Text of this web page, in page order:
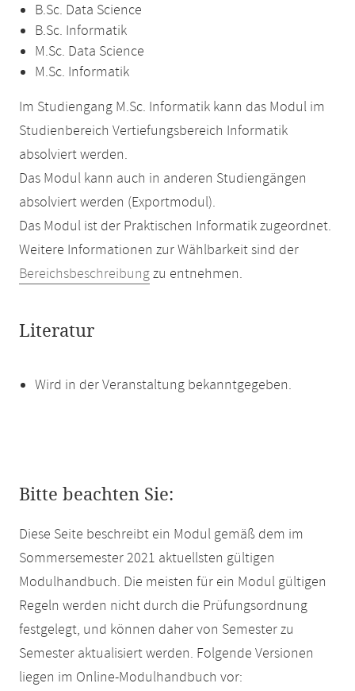
B.Sc. Data Science
B.Sc. Informatik
M.Sc. Data Science
M.Sc. Informatik
Im Studiengang M.Sc. Informatik kann das Modul im
Studienbereich Vertiefungsbereich Informatik
absolviert werden.
Das Modul kann auch in anderen Studiengängen
absolviert werden (Exportmodul).
Das Modul ist der Praktischen Informatik zugeordnet.
Weitere Informationen zur Wählbarkeit sind der
Bereichsbeschreibungzu entnehmen.
Literatur
Wird in der Veranstaltung bekanntgegeben.
Bitte beachten Sie:
Diese Seite beschreibt ein Modul gemäß dem im
Sommersemester 2021 aktuellsten gültigen
Modulhandbuch. Die meisten für ein Modul gültigen
Regeln werden nicht durch die Prüfungsordnung
festgelegt, und können daher von Semester zu
Semester aktualisiert werden. Folgende Versionen
liegen im Online-Modulhandbuch vor: